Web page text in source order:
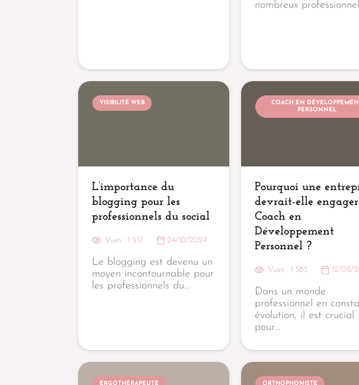
nombreux
VISIBILITÉ WEB
L’importance du
blogging pour les
professionnels du social
Vues : 1 531 24/10/2024
Le blogging est devenu un
moyen incontournable pour
les professionnels du…
COACH EN
PERSONNEL
Pourquoi une
devrait-elle
Coach en
Développement
Personnel ?
Vues : 1 585 12/08/
Dans un monde
professionnel en
évolution, il est crucial
pour…
ERGOTHÉRAPEUTE ORTHOPHONISTE